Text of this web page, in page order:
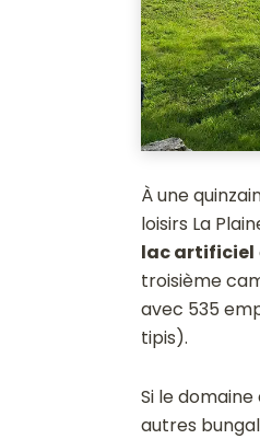
À une
loisirs La
lac artificiel
troisième
avec 535
tipis).
Si le
autres